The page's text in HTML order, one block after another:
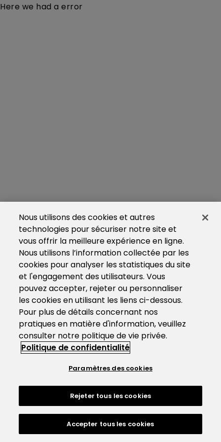
Here we had a error
Nous utilisons des cookies et autres
technologies pour sécuriser notre site et
vous offrir la meilleure expérience en ligne.
Nous utilisons l’information collectée par les
cookies pour analyser les statistiques du site
et l'engagement des utilisateurs. Vous
pouvez accepter, rejeter ou personnaliser
les cookies en utilisant les liens ci-dessous.
Pour plus de détails concernant nos
pratiques en matière d'information, veuillez
consulter notre politique de vie privée.
Politique de confidentialité
Paramètres des cookies
Rejeter tous les cookies
Accepter tous les cookies